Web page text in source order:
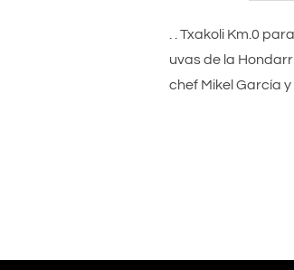
. . Txakoli Km.0
uvas de la
chef Mikel García y